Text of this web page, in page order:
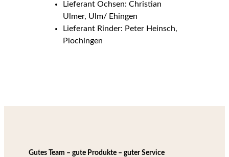
Lieferant Ochsen: Christian
Ulmer, Ulm/ Ehingen
Lieferant Rinder: Peter Heinsch,
Plochingen
Gutes Team – gute Produkte – guter Service